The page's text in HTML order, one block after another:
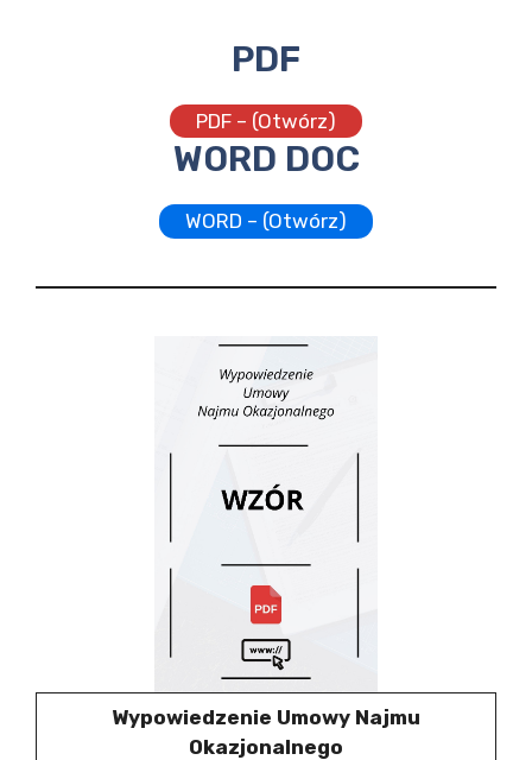
PDF
PDF – (Otwórz)
WORD DOC
WORD – (Otwórz)
Wypowiedzenie Umowy Najmu
Okazjonalnego